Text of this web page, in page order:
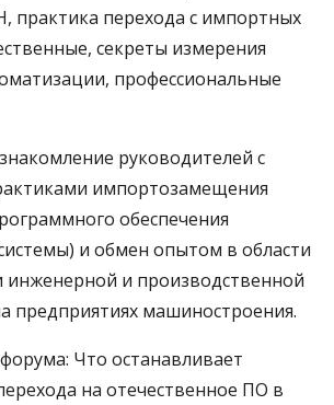
практика перехода с импортных
секреты измерения
профессиональные
руководителей с
импортозамещения
обеспечения
и обмен опытом в области
инженерной и производственной
предприятиях машиностроения.
Что останавливает
на отечественное ПО в